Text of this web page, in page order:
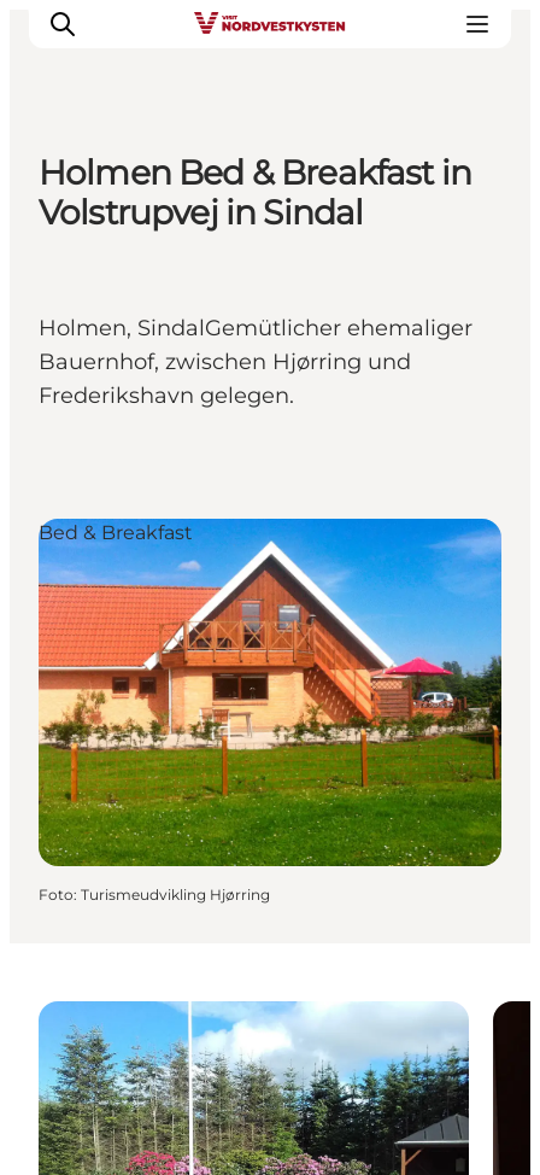
Urlaubsorte
Inspiration
Mach deine Urlaubsplanung
Holmen Bed & Breakfast in
Volstrupvej in Sindal
Holmen, SindalGemütlicher ehemaliger
Bauernhof, zwischen Hjørring und
Frederikshavn gelegen.
Bed & Breakfast
Foto: Turismeudvikling Hjørring